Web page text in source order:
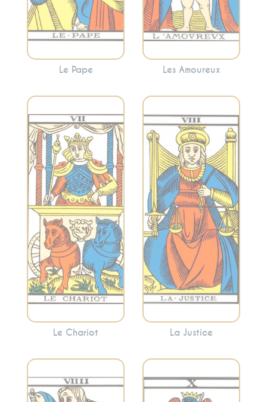
établies.
Le Pape
relations.
Les Amoureux
Évoque la volonté,
la détermination, le
contrôle et
l’avancement. Le
Chariot indique
souvent la
nécessité de
surmonter les
obstacles avec
détermination.
Le Chariot
Représente
l’équilibre, la justice
et les
conséquences.
Cette carte peut
signaler la
nécessité de
prendre des
décisions
équitables ou de
faire face aux
conséquences de
vos actions.
La Justice
Incarne la